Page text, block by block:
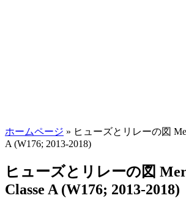
ホームページ » ヒューズとリレーの図
A (W176; 2013-2018)
ヒューズとリレーの図
Classe A (W176; 2013-2018)